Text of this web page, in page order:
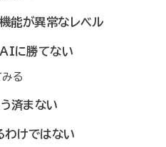
能が異常なレベル
AIに勝てない
る
う済まない
わけではない